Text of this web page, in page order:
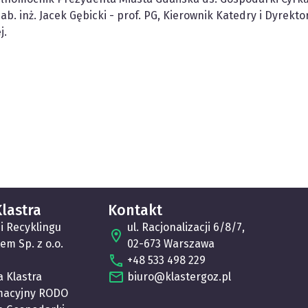
inż. Jacek Gębicki - prof. PG, Kierownik Katedry i
Recyklingu
Sp. z o.o.
Klastra
RODO
Kontakt
ul. Racjonalizacji 6/8/7,
02-673 Warszawa
+48 533 498 229
biuro@klastergoz.pl